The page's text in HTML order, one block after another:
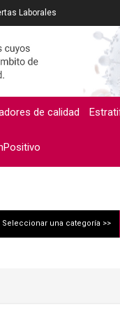
Laborales
de calidad
Seleccionar una categoría >>